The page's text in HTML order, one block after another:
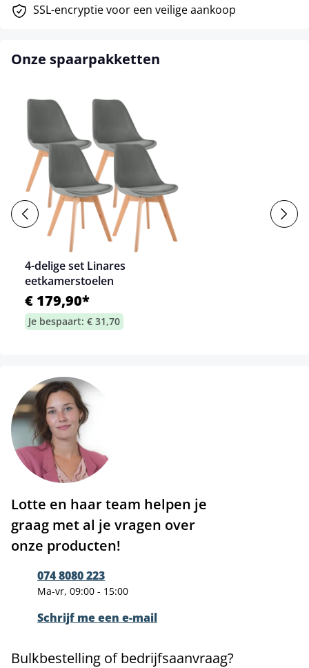
SSL-encryptie voor een veilige aankoop
Onze spaarpakketten
4-delige set Linares
eetkamerstoelen
€ 179,90*
Je bespaart: € 31,70
Lotte en haar team helpen je
graag met al je vragen over
onze producten!
074 8080 223
Ma-vr, 09:00 - 15:00
Schrijf me een e-mail
Bulkbestelling of bedrijfsaanvraag?